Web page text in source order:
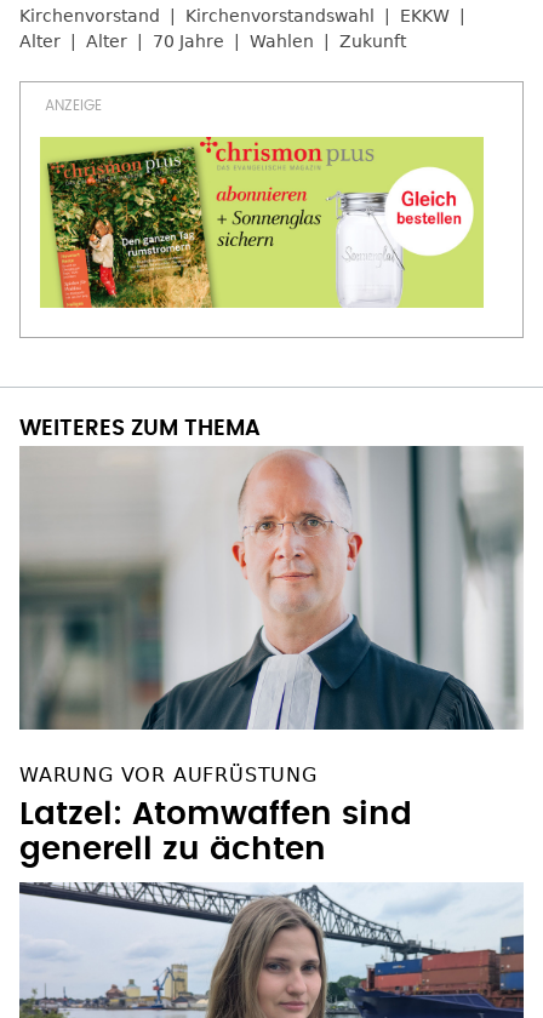
Kirchenvorstand Kirchenvorstandswahl
EKKW
Alter
Alter 70 Jahre Wahlen Zukunft
WEITERES ZUM THEMA
WARUNG VOR AUFRÜSTUNG
Latzel: Atomwaffen sind
generell zu ächten